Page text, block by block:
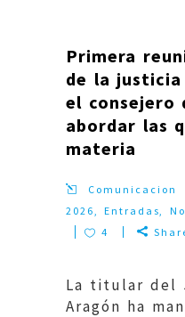
Primera
de la justicia
el consejero
abordar las
materia
Comunicacion
2026,Entradas,
4
La titular del
Aragón ha